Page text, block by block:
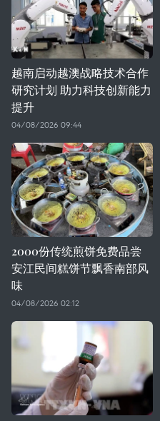
越南启动越澳战略技术合作
研究计划 助力科技创新能力
提升
04/08/2026 09:44
2000份传统煎饼免费品尝
安江民间糕饼节飘香南部风
味
04/08/2026 02:12